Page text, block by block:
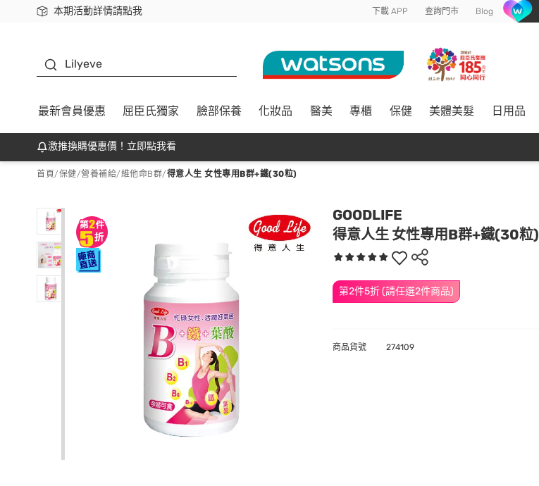
本期活動詳情請點我
下載app最高回饋$350 下載 APP 查詢門市 Blog
Lilyeve
最新會員優惠 屈臣氏獨家 臉部保養 化妝品 醫美 專櫃 保健 美體美髮 日用品
激推換購優惠價！立即點我看
首頁/保健/營養補給/維他命B群/得意人生 女性專用B群+鐵(30粒)
GOODLIFE
得意人生 女性專用B群+鐵(30粒)
第2件5折 (請任選2件商品)
商品貨號 274109